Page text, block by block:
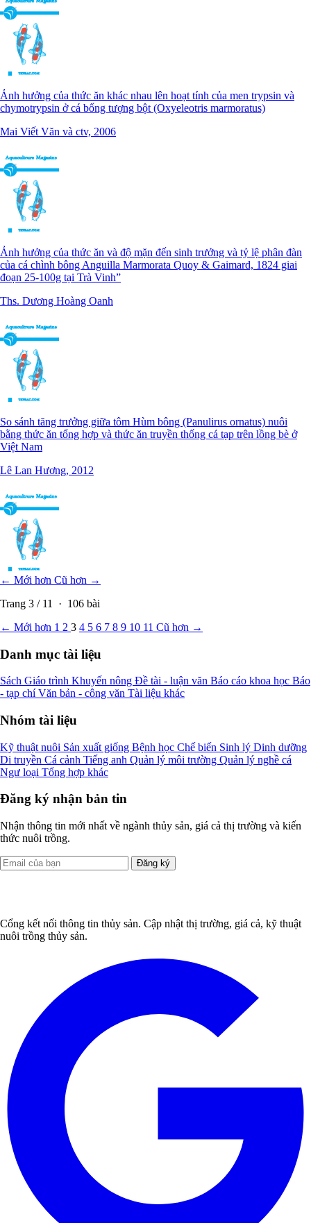
Ảnh hưởng của thức ăn khác nhau lên hoạt tính của men trypsin và
chymotrypsin ở cá bống tượng bột (Oxyeleotris marmoratus)
Mai Viết Văn và ctv, 2006
Ảnh hưởng của thức ăn và độ mặn đến sinh trưởng và tỷ lệ phân đàn
của cá chình bông Anguilla Marmorata Quoy & Gaimard, 1824 giai
đoạn 25-100g tại Trà Vinh”
Ths. Dương Hoàng Oanh
So sánh tăng trưởng giữa tôm Hùm bông (Panulirus ornatus) nuôi
bằng thức ăn tổng hợp và thức ăn truyền thống cá tạp trên lồng bè ở
Việt Nam
Lê Lan Hương, 2012
← Mới hơn Cũ hơn →
Trang 3 / 11 · 106 bài
← Mới hơn 1 2 3 4 5 6 7 8 9 10 11 Cũ hơn →
Danh mục tài liệu
Sách Giáo trình Khuyến nông Đề tài - luận văn Báo cáo khoa học Báo
- tạp chíVăn bản - công văn Tài liệu khác
Nhóm tài liệu
Kỹ thuật nuôi Sản xuất giống Bệnh học Chế biến Sinh lý Dinh dưỡng
Di truyền Cá cảnh Tiếng anh Quản lý môi trường Quản lý nghề cá
Ngư loại Tổng hợp khác
Đăng ký nhận bản tin
Nhận thông tin mới nhất về ngành thủy sản, giá cả thị trường và kiến
thức nuôi trồng.
Đăng ký
Cổng kết nối thông tin thủy sản. Cập nhật thị trường, giá cả, kỹ thuật
nuôi trồng thủy sản.